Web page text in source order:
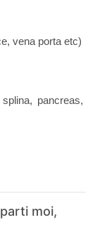
vena porta etc)
pancreas,
moi,